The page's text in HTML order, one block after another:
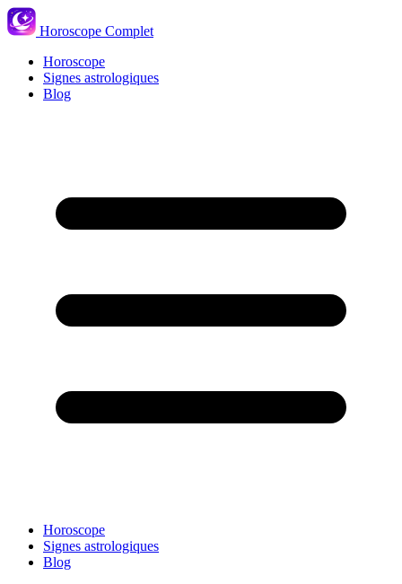
Horoscope Complet
Horoscope
Signes astrologiques
Blog
Horoscope
Signes astrologiques
Blog